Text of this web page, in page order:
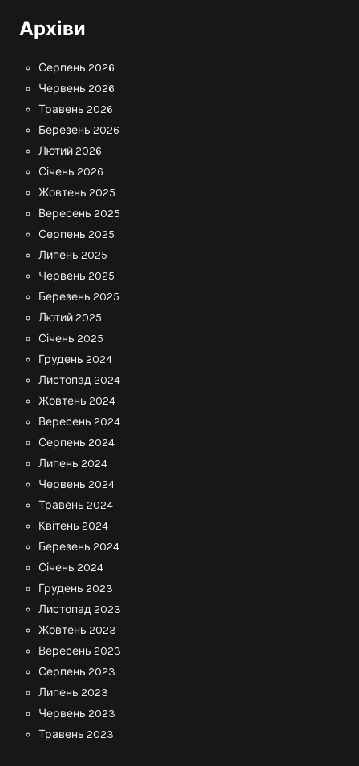
Архіви
Серпень 2026
Червень 2026
Травень 2026
Березень 2026
Лютий 2026
Січень 2026
Жовтень 2025
Вересень 2025
Серпень 2025
Липень 2025
Червень 2025
Березень 2025
Лютий 2025
Січень 2025
Грудень 2024
Листопад 2024
Жовтень 2024
Вересень 2024
Серпень 2024
Липень 2024
Червень 2024
Травень 2024
Квітень 2024
Березень 2024
Січень 2024
Грудень 2023
Листопад 2023
Жовтень 2023
Вересень 2023
Серпень 2023
Липень 2023
Червень 2023
Травень 2023